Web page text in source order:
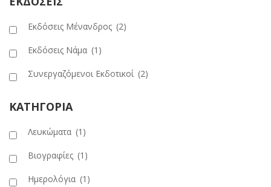
Εκδόσεις Μένανδρος (2)
Εκδόσεις Νάμα (1)
Συνεργαζόμενοι Εκδοτικοί (2)
ΚΑΤΗΓΟΡΙΑ
Λευκώματα (1)
Βιογραφίες (1)
Ημερολόγια (1)